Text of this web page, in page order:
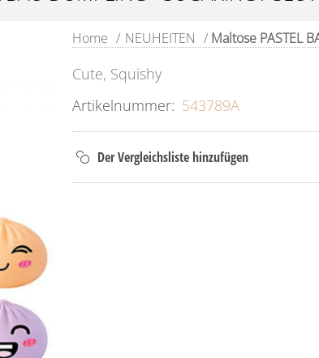
Home / NEUHEITEN / Maltose PASTEL
Cute, Squishy
Artikelnummer: 543789A